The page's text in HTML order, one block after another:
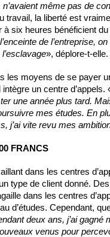
n’avaient même pas de
travail, la liberté est
six heures bénéficient
de l’entreprise,
», déplore-t-elle.
les moyens de se payer
intègre un centre d’appels.
une année plus tard.
mes études. En
j’ai vite revu mes
FRANCS
dans les centres
type de client donné.
dans les centres
d’études. Cependant,
deux ans, j’ai gagné
venus pour